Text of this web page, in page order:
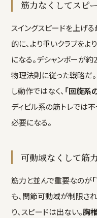
筋力なくしてスピ
スイングスピードを上げ
的に、より重いクラブをよ
になる。デシャンボーが
物理法則に従った戦略だ
し動作ではなく、 「回旋系
ディビル系の筋トレでは
必要になる。
可動域なくして筋
筋力と並んで重要なのが
も、関節可動域が制限さ
り、スピードは出ない。胸